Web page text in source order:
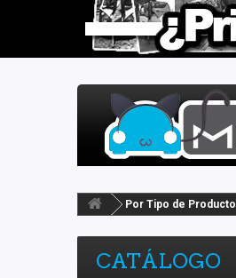
Por Tipo de Producto
CATÁLOGO